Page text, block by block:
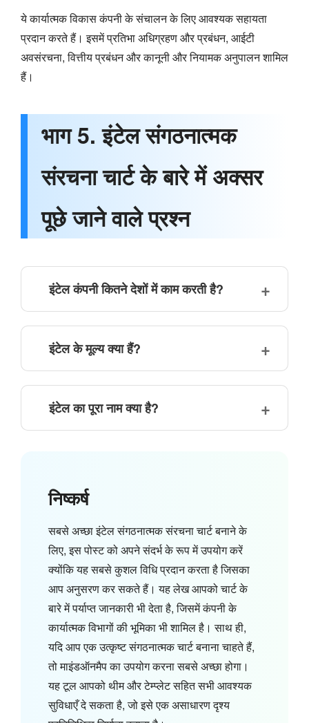
ये कार्यात्मक विकास कंपनी के संचालन के लिए आवश्यक सहायता
प्रदान करते हैं। इसमें प्रतिभा अधिग्रहण और प्रबंधन, आईटी
अवसंरचना, वित्तीय प्रबंधन और कानूनी और नियामक अनुपालन शामिल
हैं।
भाग 5. इंटेल संगठनात्मक
संरचना चार्ट के बारे में अक्सर
पूछे जाने वाले प्रश्न
इंटेल कंपनी कितने देशों में काम करती है?
इंटेल के मूल्य क्या हैं?
इंटेल का पूरा नाम क्या है?
निष्कर्ष
सबसे अच्छा इंटेल संगठनात्मक संरचना चार्ट बनाने के
लिए, इस पोस्ट को अपने संदर्भ के रूप में उपयोग करें
क्योंकि यह सबसे कुशल विधि प्रदान करता है जिसका
आप अनुसरण कर सकते हैं। यह लेख आपको चार्ट के
बारे में पर्याप्त जानकारी भी देता है, जिसमें कंपनी के
कार्यात्मक विभागों की भूमिका भी शामिल है। साथ ही,
यदि आप एक उत्कृष्ट संगठनात्मक चार्ट बनाना चाहते हैं,
तो माइंडऑनमैप का उपयोग करना सबसे अच्छा होगा।
यह टूल आपको थीम और टेम्प्लेट सहित सभी आवश्यक
सुविधाएँ दे सकता है, जो इसे एक असाधारण दृश्य